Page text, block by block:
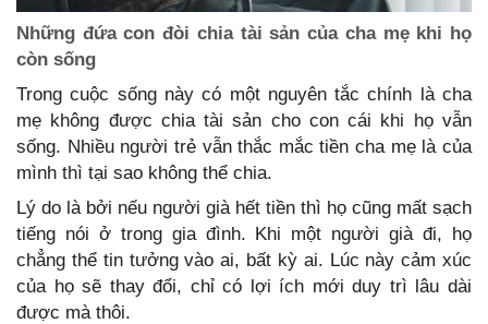
Những đứa con đòi chia tài sản của cha mẹ khi họ
còn sống
Trong cuộc sống này có một nguyên tắc chính là cha
mẹ không được chia tài sản cho con cái khi họ vẫn
sống. Nhiều người trẻ vẫn thắc mắc tiền cha mẹ là của
mình thì tại sao không thể chia.
Lý do là bởi nếu người già hết tiền thì họ cũng mất sạch
tiếng nói ở trong gia đình. Khi một người già đi, họ
chẳng thể tin tưởng vào ai, bất kỳ ai. Lúc này cảm xúc
của họ sẽ thay đổi, chỉ có lợi ích mới duy trì lâu dài
được mà thôi.